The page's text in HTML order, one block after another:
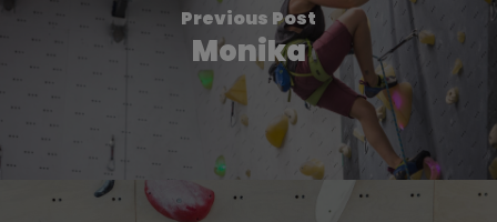
Previous Post
Monika